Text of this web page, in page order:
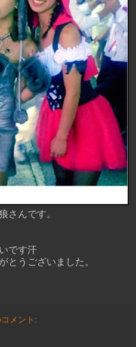
さんです。
です汗
とうございました。
メント: